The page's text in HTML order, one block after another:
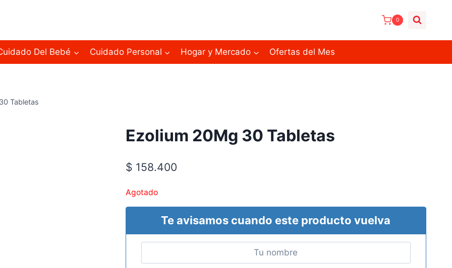
0
Del Bebé Cuidado Personal Hogar y Mercado Ofertas del Mes
Tabletas
Ezolium 20Mg 30 Tabletas
$ 158.400
Agotado
Te avisamos cuando este producto vuelva